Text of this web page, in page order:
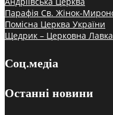
Парафія Св. Жінок-
Помісна Церква України
Щедрик – Церковна Лавка
Соц.медіа
Останні новини